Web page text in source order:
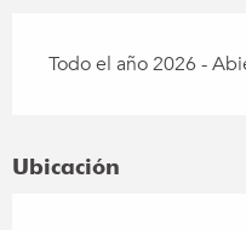
Todo el año 2026 -
Ubicación